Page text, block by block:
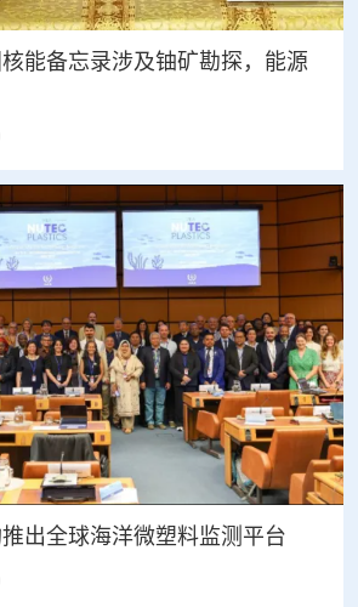
能备忘录涉及铀矿勘探，能源
出全球海洋微塑料监测平台